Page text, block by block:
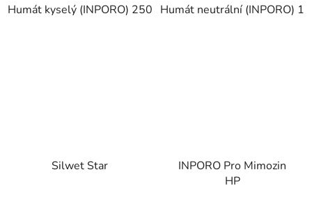
Humát kyselý (INPORO) 250 ml Humát kyselý (INPORO)
Humát neutrální (INPORO)
Silwet Star
INPORO Pro Mimozin
HP